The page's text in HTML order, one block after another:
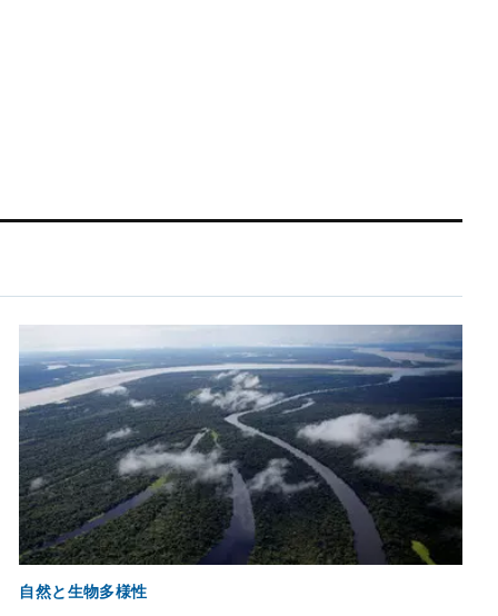
自然と生物多様性